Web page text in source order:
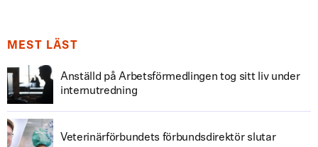
MEST LÄST
Anställd på Arbetsförmedlingen tog sitt liv under
internutredning
Veterinärförbundets förbundsdirektör slutar